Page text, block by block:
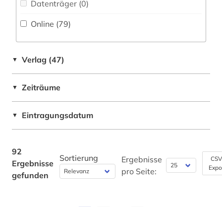
gartenarchitektin (1)
gedenkstätte (1)
geschichte 1450-1700 (1)
Oesterreich (1)
Polen (1)
Datenträger (0)
Online (79)
▼ Verlag (47)
▼ Zeiträume
▼ Eintragungsdatum
92
Ergebnisse
gefunden
Sortierung
Ergebnisse
pro Seite: